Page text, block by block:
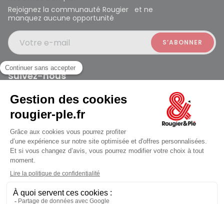
Rejoignez la communauté Rougier et ne
manquez aucune opportunité
Votre e-mail
Suivez-nous
Rougier et Plé 2024 Copyright
Mentions légales
Conditions générales des ventes